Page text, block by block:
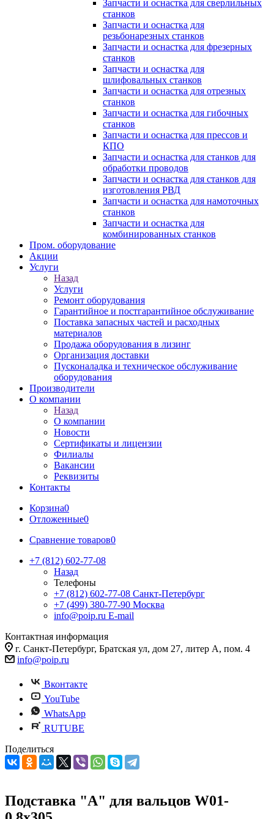
Запчасти и оснастка для сверлильных
станков
Запчасти и оснастка для
резьбонарезных станков
Запчасти и оснастка для фрезерных
станков
Запчасти и оснастка для
шлифовальных станков
Запчасти и оснастка для отрезных
станков
Запчасти и оснастка для гибочных
станков
Запчасти и оснастка для прессов и
КПО
Запчасти и оснастка для станков для
обработки проводов
Запчасти и оснастка для станков для
изготовления РВД
Запчасти и оснастка для намоточных
станков
Запчасти и оснастка для
комбинированных станков
Пром. оборудование
Акции
Услуги
Назад
Услуги
Ремонт оборудования
Гарантийное и постгарантийное обслуживание
Поставка запасных частей и расходных
материалов
Продажа оборудования в лизинг
Организация доставки
Пусконаладка и техническое обслуживание
оборудования
Производители
О компании
Назад
О компании
Новости
Сертификаты и лицензии
Филиалы
Вакансии
Реквизиты
Контакты
Корзина0
Отложенные0
Сравнение товаров0
+7 (812) 602-77-08
Назад
Телефоны
+7 (812) 602-77-08 Санкт-Петербург
+7 (499) 380-77-90 Москва
info@poip.ru E-mail
Контактная информация
г. Санкт-Петербург, Братская ул, дом 27, литер А, пом. 4
info@poip.ru
Вконтакте
YouTube
WhatsApp
RUTUBE
Поделиться
Подставка "А" для вальцов W01-